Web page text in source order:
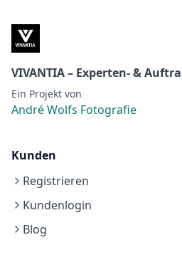
VIVANTIA – Experten- &
Ein Projekt von
André Wolfs Fotografie
Kunden
Registrieren
Kundenlogin
Blog